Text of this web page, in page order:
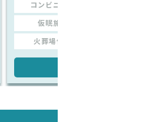
コンビニあり
仮眠施設
火葬場併設